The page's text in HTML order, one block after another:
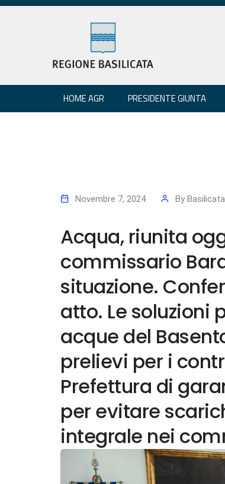
HOME AGR PRESIDENTE GIUNTA
Novembre 7, 2024 By
Acqua, riunita
commissario
situazione.
atto. Le soluzioni
acque del
prelievi per i
Prefettura di
per evitare
integrale nei